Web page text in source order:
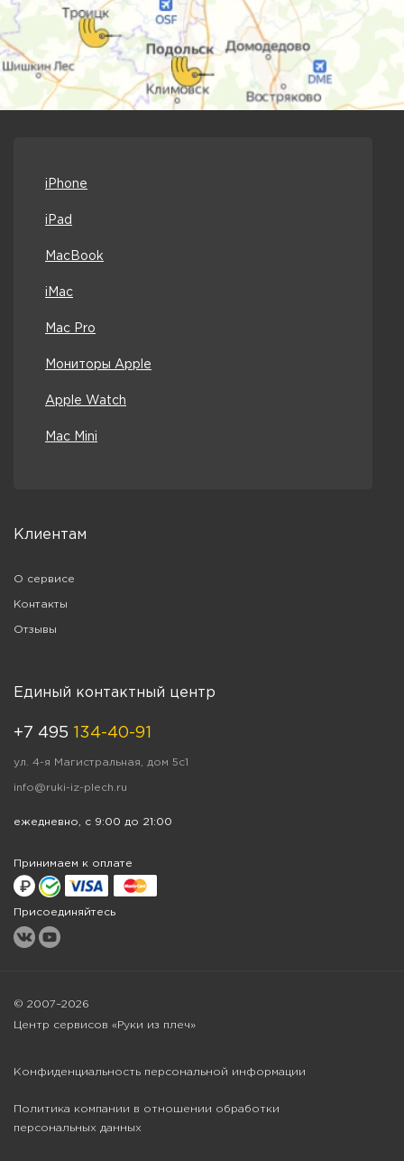
iPhone
iPad
MacBook
iMac
Mac Pro
Мониторы Apple
Apple Watch
Mac Mini
Клиентам
О сервисе
Контакты
Отзывы
Единый контактный центр
+7 495 134-40-91
ул. 4-я Магистральная, дом 5с1
info@ruki-iz-plech.ru
ежедневно, с 9:00 до 21:00
Принимаем к оплате
Присоединяйтесь
© 2007–2026
Центр сервисов «Руки из плеч»
Конфиденциальность персональной информации
Политика компании в отношении обработки
персональных данных